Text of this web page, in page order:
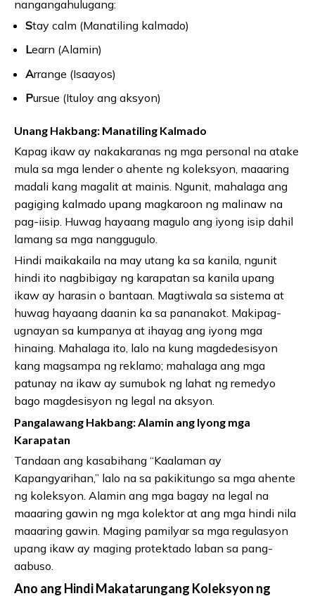
nangangahulugang:
Stay calm (Manatiling kalmado)
Learn (Alamin)
Arrange (Isaayos)
Pursue (Ituloy ang aksyon)
Unang Hakbang: Manatiling Kalmado
Kapag ikaw ay nakakaranas ng mga personal na atake
mula sa mga lender o ahente ng koleksyon, maaaring
madali kang magalit at mainis. Ngunit, mahalaga ang
pagiging kalmado upang magkaroon ng malinaw na
pag-iisip. Huwag hayaang magulo ang iyong isip dahil
lamang sa mga nanggugulo.
Hindi maikakaila na may utang ka sa kanila, ngunit
hindi ito nagbibigay ng karapatan sa kanila upang
ikaw ay harasin o bantaan. Magtiwala sa sistema at
huwag hayaang daanin ka sa pananakot. Makipag-
ugnayan sa kumpanya at ihayag ang iyong mga
hinaing. Mahalaga ito, lalo na kung magdedesisyon
kang magsampa ng reklamo; mahalaga ang mga
patunay na ikaw ay sumubok ng lahat ng remedyo
bago magdesisyon ng legal na aksyon.
Pangalawang Hakbang: Alamin ang Iyong mga
Karapatan
Tandaan ang kasabihang “Kaalaman ay
Kapangyarihan,” lalo na sa pakikitungo sa mga ahente
ng koleksyon. Alamin ang mga bagay na legal na
maaaring gawin ng mga kolektor at ang mga hindi nila
maaaring gawin. Maging pamilyar sa mga regulasyon
upang ikaw ay maging protektado laban sa pang-
aabuso.
Ano ang Hindi Makatarungang Koleksyon ng